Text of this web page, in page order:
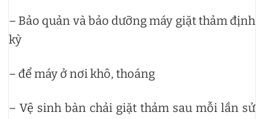
– Bảo quản và bảo dưỡng máy giặt thảm định
kỳ
– để máy ở nơi khô, thoáng
– Vệ sinh bàn chải giặt thảm sau mỗi lần sử